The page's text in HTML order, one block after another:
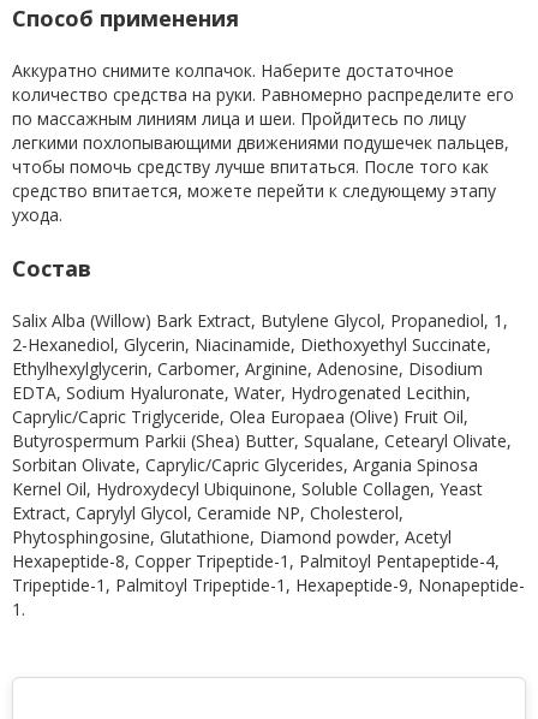
Способ применения
Аккуратно снимите колпачок. Наберите достаточное
количество средства на руки. Равномерно распределите его
по массажным линиям лица и шеи. Пройдитесь по лицу
легкими похлопывающими движениями подушечек пальцев,
чтобы помочь средству лучше впитаться. После того как
средство впитается, можете перейти к следующему этапу
ухода.
Состав
Salix Alba (Willow) Bark Extract, Butylene Glycol, Propanediol, 1,
2-Hexanediol, Glycerin, Niacinamide, Diethoxyethyl Succinate,
Ethylhexylglycerin, Carbomer, Arginine, Adenosine, Disodium
EDTA, Sodium Hyaluronate, Water, Hydrogenated Lecithin,
Caprylic/Capric Triglyceride, Olea Europaea (Olive) Fruit Oil,
Butyrospermum Parkii (Shea) Butter, Squalane, Cetearyl Olivate,
Sorbitan Olivate, Caprylic/Capric Glycerides, Argania Spinosa
Kernel Oil, Hydroxydecyl Ubiquinone, Soluble Collagen, Yeast
Extract, Caprylyl Glycol, Ceramide NP, Cholesterol,
Phytosphingosine, Glutathione, Diamond powder, Acetyl
Hexapeptide-8, Copper Tripeptide-1, Palmitoyl Pentapeptide-4,
Tripeptide-1, Palmitoyl Tripeptide-1, Hexapeptide-9, Nonapeptide-
1.